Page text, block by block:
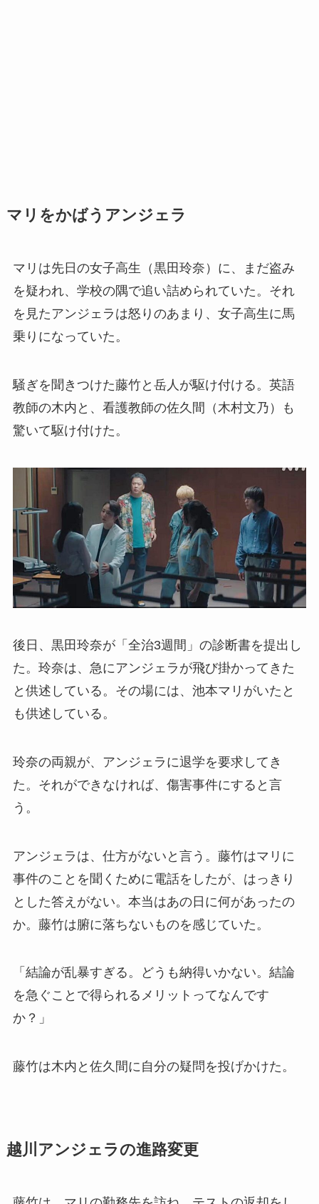
マリをかばうアンジェラ
マリは先日の女子高生（黒田玲奈）に、まだ盗み
を疑われ、学校の隅で追い詰められていた。それ
を見たアンジェラは怒りのあまり、女子高生に馬
乗りになっていた。
騒ぎを聞きつけた藤竹と岳人が駆け付ける。英語
教師の木内と、看護教師の佐久間（木村文乃）も
驚いて駆け付けた。
後日、黒田玲奈が「全治3週間」の診断書を提出し
た。玲奈は、急にアンジェラが飛び掛かってきた
と供述している。その場には、池本マリがいたと
も供述している。
玲奈の両親が、アンジェラに退学を要求してき
た。それができなければ、傷害事件にすると言
う。
アンジェラは、仕方がないと言う。藤竹はマリに
事件のことを聞くために電話をしたが、はっきり
とした答えがない。本当はあの日に何があったの
か。藤竹は腑に落ちないものを感じていた。
「結論が乱暴すぎる。どうも納得いかない。結論
を急ぐことで得られるメリットってなんです
か？」
藤竹は木内と佐久間に自分の疑問を投げかけた。
越川アンジェラの進路変更